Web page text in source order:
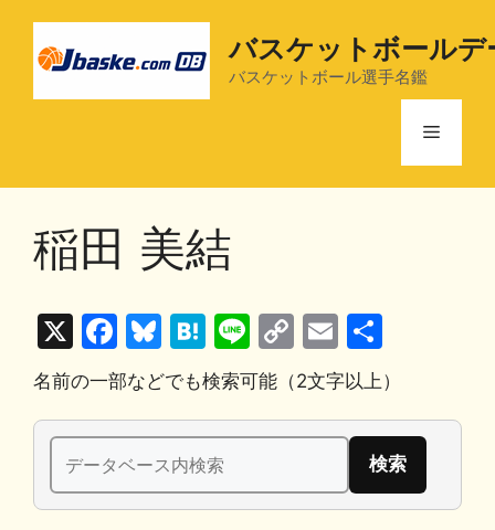
バスケットボールデ
バスケットボール選手名鑑
メ
稲田 美結
X
F
a
c
e
b
o
Bl
u
e
s
k
y
H
at
e
n
a
Li
n
e
C
o
p
y
n
E
m
ai
l
有
名前の一部などでも検索可能（2文字以上）
検
索: